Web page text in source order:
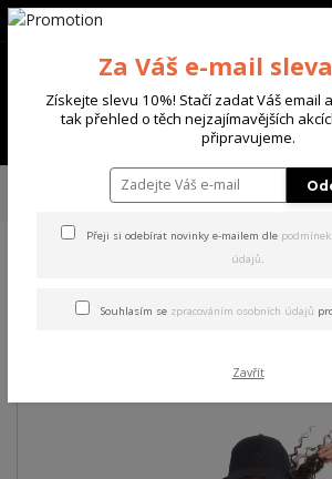
+420 702 136 620
ŠATY
Yakuza dámské šaty
Urban T-Shirt Dress
Za Váš e-mail
Získejte slevu 10%! Stačí zadat Váš email
tak přehled o těch nejzajímavějších
připravujeme.
Přeji si odebírat novinky e-mailem dle
údajů.
Souhlasím se zpracováním osobních údajů
Zavřít